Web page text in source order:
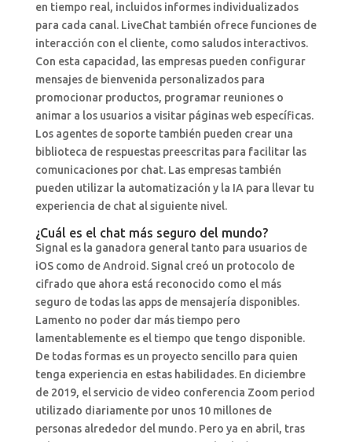
en tiempo real, incluidos informes individualizados
para cada canal. LiveChat también ofrece funciones de
interacción con el cliente, como saludos interactivos.
Con esta capacidad, las empresas pueden configurar
mensajes de bienvenida personalizados para
promocionar productos, programar reuniones o
animar a los usuarios a visitar páginas web específicas.
Los agentes de soporte también pueden crear una
biblioteca de respuestas preescritas para facilitar las
comunicaciones por chat. Las empresas también
pueden utilizar la automatización y la IA para llevar tu
experiencia de chat al siguiente nivel.
¿Cuál es el chat más seguro del mundo?
Signal es la ganadora general tanto para usuarios de
iOS como de Android. Signal creó un protocolo de
cifrado que ahora está reconocido como el más
seguro de todas las apps de mensajería disponibles.
Lamento no poder dar más tiempo pero
lamentablemente es el tiempo que tengo disponible.
De todas formas es un proyecto sencillo para quien
tenga experiencia en estas habilidades. En diciembre
de 2019, el servicio de video conferencia Zoom period
utilizado diariamente por unos 10 millones de
personas alrededor del mundo. Pero ya en abril, tras